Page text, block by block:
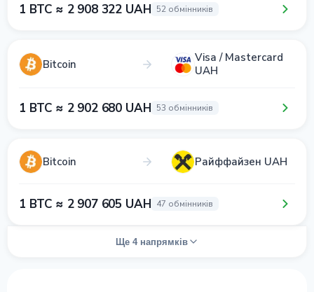
1 BTC ≈ 2 908 322 UAH 52 обмінників
Bitcoin
Visa / Mastercard
UAH
1 BTC ≈ 2 902 680 UAH 53 обмінників
Bitcoin Райффайзен UAH
1 BTC ≈ 2 907 605 UAH 47 обмінників
Ще 4 напрямків